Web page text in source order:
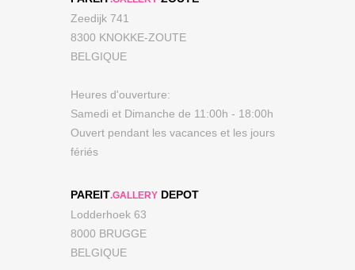
Zeedijk 741
8300 KNOKKE-ZOUTE
BELGIQUE
Heures d'ouverture:
Samedi et Dimanche de 11:00h - 18:00h
Ouvert pendant les vacances et les jours
fériés
PAREIT.GALLERY DEPOT
Lodderhoek 63
8000 BRUGGE
BELGIQUE